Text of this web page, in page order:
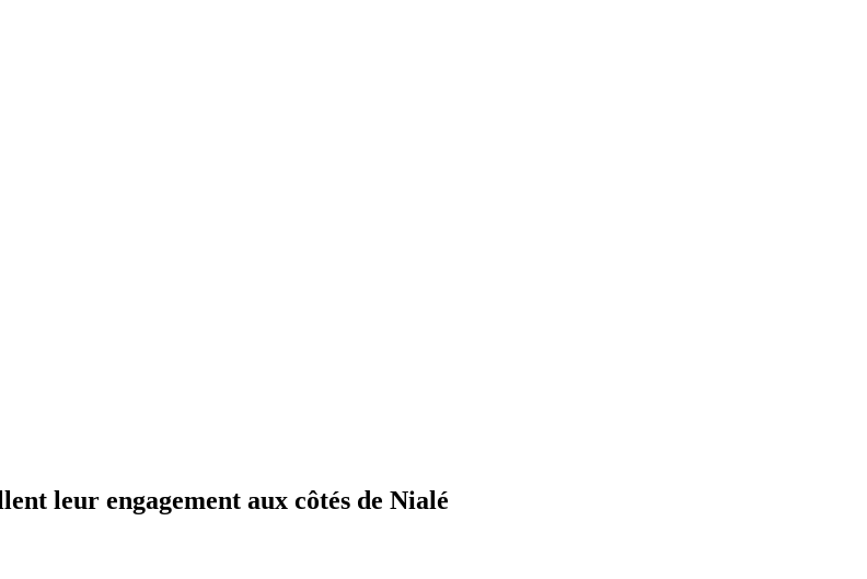
leur engagement aux côtés de Nialé